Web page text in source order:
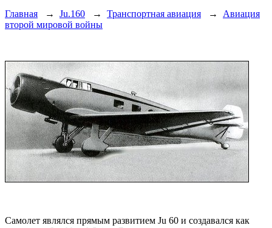
Главная → Ju.160 → Транспортная авиация → Авиация
второй мировой войны
Самолет являлся прямым развитием Ju 60 и создавался как